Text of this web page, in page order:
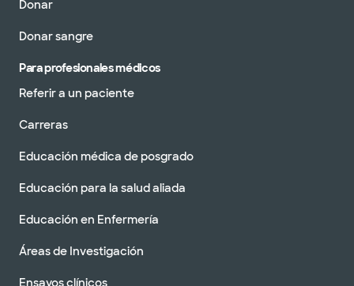
Donar
Donar sangre
Para profesionales médicos
Referir a un paciente
Carreras
Educación médica de posgrado
Educación para la salud aliada
Educación en Enfermería
Áreas de Investigación
Ensayos clínicos